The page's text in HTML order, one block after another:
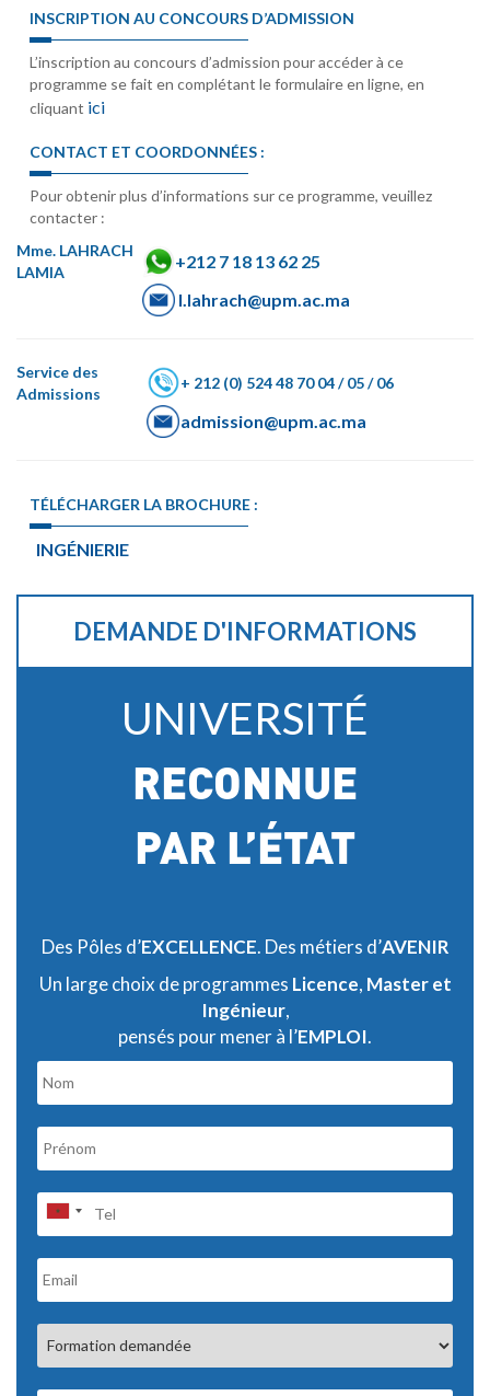
INSCRIPTION AU CONCOURS D’ADMISSION
L’inscription au concours d’admission pour accéder à ce
programme se fait en complétant le formulaire en ligne, en
cliquant ici
CONTACT ET COORDONNÉES :
Pour obtenir plus d’informations sur ce programme, veuillez
contacter :
Mme. LAHRACH
LAMIA
+212 7 18 13 62 25
l.lahrach@upm.ac.ma
Service des
Admissions
+ 212 (0) 524 48 70 04 / 05 / 06
admission@upm.ac.ma
TÉLÉCHARGER LA BROCHURE :
INGÉNIERIE
DEMANDE D'INFORMATIONS
UNIVERSITÉ
RECONNUE
PAR L’ÉTAT
Des Pôles d’EXCELLENCE. Des métiers d’AVENIR
Un large choix de programmes Licence, Master et
Ingénieur,
pensés pour mener à l’EMPLOI.